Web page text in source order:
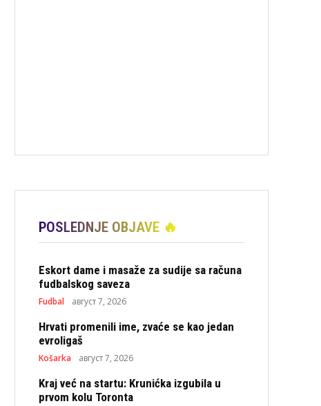
POSLEDNJE OBJAVE 🔥
Eskort dame i masaže za sudije sa računa
fudbalskog saveza
Fudbal август 7, 2026
Hrvati promenili ime, zvaće se kao jedan
evroligaš
Košarka август 7, 2026
Kraj već na startu: Krunićka izgubila u
prvom kolu Toronta